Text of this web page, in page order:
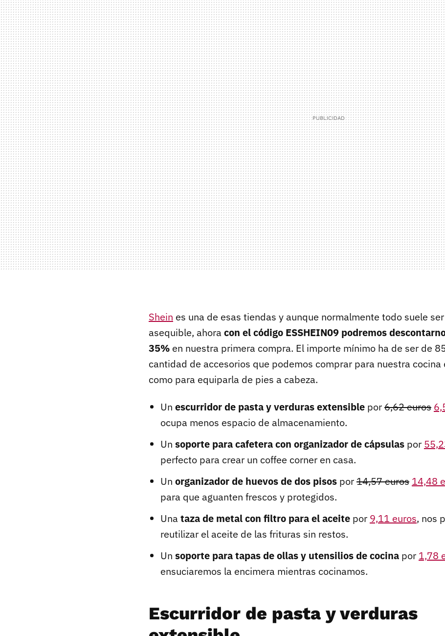
Shein es una de esas tiendas y aunque normalmente todo suele
asequible, ahora con el código ESSHEIN09 podremos
35% en nuestra primera compra. El importe mínimo ha de ser de
cantidad de accesorios que podemos comprar para nuestra cocina
como para equiparla de pies a cabeza.
Un escurridor de pasta y verduras extensible por6,62 euros
ocupa menos espacio de almacenamiento.
Un soporte para cafetera con organizador de cápsulas por
perfecto para crear un coffee corner en casa.
Un organizador de huevos de dos pisos por14,57 euros 14,48
para que aguanten frescos y protegidos.
Una taza de metal con filtro para el aceite por 9,11 euros, nos
reutilizar el aceite de las frituras sin restos.
Un soporte para tapas de ollas y utensilios de cocina por 1,78
ensuciaremos la encimera mientras cocinamos.
Escurridor de pasta y verduras